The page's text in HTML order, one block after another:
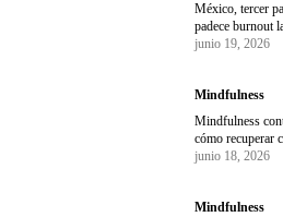
México, tercer
padece burnout
junio 19, 2026
Mindfulness
Mindfulness
cómo recuperar
junio 18, 2026
Mindfulness